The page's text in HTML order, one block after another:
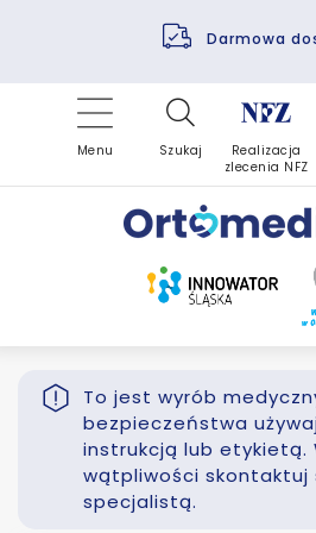
Darmowa
PomocFinansowanie
Zrealizuj
Menu Szukaj
Realizacja
zlecenia NFZ
To jest wyrób
bezpieczeństwa
instrukcją lub etykietą.
wątpliwości skontaktuj
specjalistą.